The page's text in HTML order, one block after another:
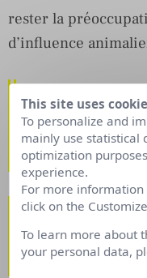
rester la
d’influence
Le Top 5
Influents
France
1 – Natsu le
Youtubeur
762 K
This site uses
To personalize and
mainly use statistical
optimization
experience.
For more
click on the
To learn more about
your personal data,